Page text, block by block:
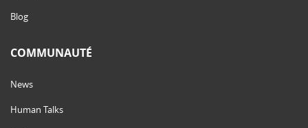
Blog
COMMUNAUTÉ
News
Human Talks